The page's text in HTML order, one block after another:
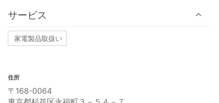
サービス
家電製品取扱い
住所
〒168-0064